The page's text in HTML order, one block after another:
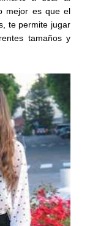
mejor es que el
te permite jugar
tamaños y